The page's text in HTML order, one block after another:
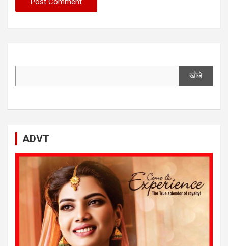
खोजे
ADVT